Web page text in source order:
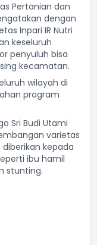
Pertanian dan
dengan
Inpari IR Nutri
keseluruh
penyuluh bisa
kecamatan.
wilayah di
program
Sri Budi Utami
varietas
kepada
ibu hamil
stunting.